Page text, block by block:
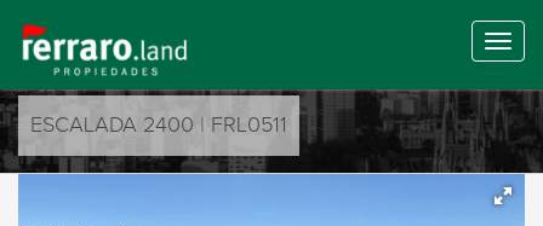
ESCALADA 2400 | FRL0511